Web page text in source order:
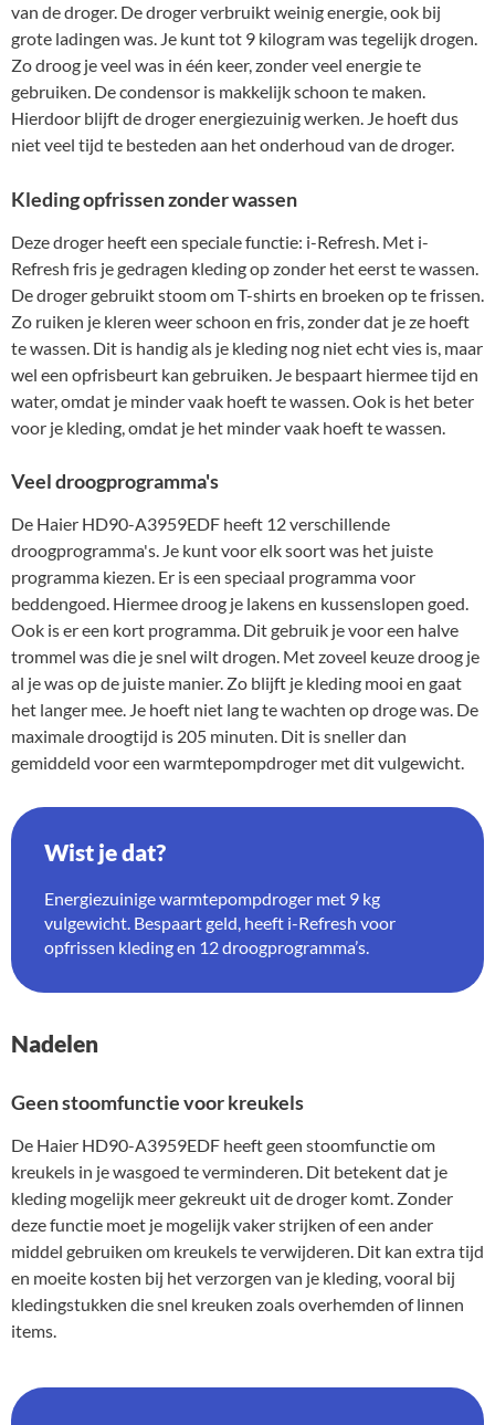
van de droger. De droger verbruikt weinig energie, ook bij
grote ladingen was. Je kunt tot 9 kilogram was tegelijk drogen.
Zo droog je veel was in één keer, zonder veel energie te
gebruiken. De condensor is makkelijk schoon te maken.
Hierdoor blijft de droger energiezuinig werken. Je hoeft dus
niet veel tijd te besteden aan het onderhoud van de droger.
Kleding opfrissen zonder wassen
Deze droger heeft een speciale functie: i-Refresh. Met i-
Refresh fris je gedragen kleding op zonder het eerst te wassen.
De droger gebruikt stoom om T-shirts en broeken op te frissen.
Zo ruiken je kleren weer schoon en fris, zonder dat je ze hoeft
te wassen. Dit is handig als je kleding nog niet echt vies is, maar
wel een opfrisbeurt kan gebruiken. Je bespaart hiermee tijd en
water, omdat je minder vaak hoeft te wassen. Ook is het beter
voor je kleding, omdat je het minder vaak hoeft te wassen.
Veel droogprogramma's
De Haier HD90-A3959EDF heeft 12 verschillende
droogprogramma's. Je kunt voor elk soort was het juiste
programma kiezen. Er is een speciaal programma voor
beddengoed. Hiermee droog je lakens en kussenslopen goed.
Ook is er een kort programma. Dit gebruik je voor een halve
trommel was die je snel wilt drogen. Met zoveel keuze droog je
al je was op de juiste manier. Zo blijft je kleding mooi en gaat
het langer mee. Je hoeft niet lang te wachten op droge was. De
maximale droogtijd is 205 minuten. Dit is sneller dan
gemiddeld voor een warmtepompdroger met dit vulgewicht.
Wist je dat?
Energiezuinige warmtepompdroger met 9 kg
vulgewicht. Bespaart geld, heeft i-Refresh voor
opfrissen kleding en 12 droogprogramma’s.
Nadelen
Geen stoomfunctie voor kreukels
De Haier HD90-A3959EDF heeft geen stoomfunctie om
kreukels in je wasgoed te verminderen. Dit betekent dat je
kleding mogelijk meer gekreukt uit de droger komt. Zonder
deze functie moet je mogelijk vaker strijken of een ander
middel gebruiken om kreukels te verwijderen. Dit kan extra tijd
en moeite kosten bij het verzorgen van je kleding, vooral bij
kledingstukken die snel kreuken zoals overhemden of linnen
items.